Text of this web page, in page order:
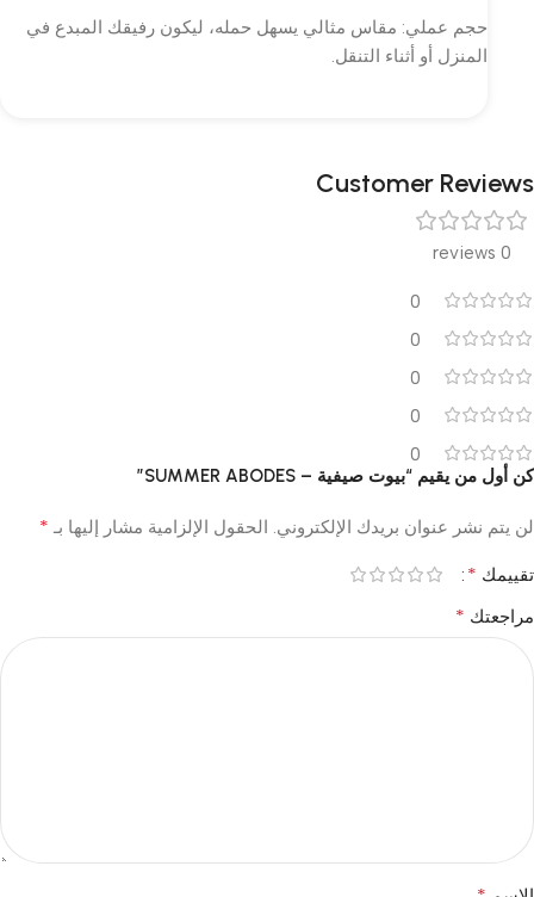
حجم عملي: مقاس مثالي يسهل حمله، ليكون رفيقك المبدع في
المنزل أو أثناء التنقل.
Customer Reviews
0 reviews
0
0
0
0
0
كن أول من يقيم “بيوت صيفية – SUMMER ABODES”
لن يتم نشر عنوان بريدك الإلكتروني. الحقول الإلزامية مشار إليها بـ *
تقييمك *
مراجعتك *